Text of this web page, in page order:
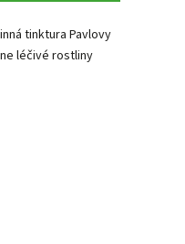
tinktura Pavlovy
léčivé rostliny